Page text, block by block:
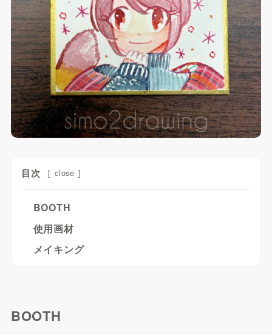
目次 [ close ]
BOOTH
使用画材
メイキング
BOOTH